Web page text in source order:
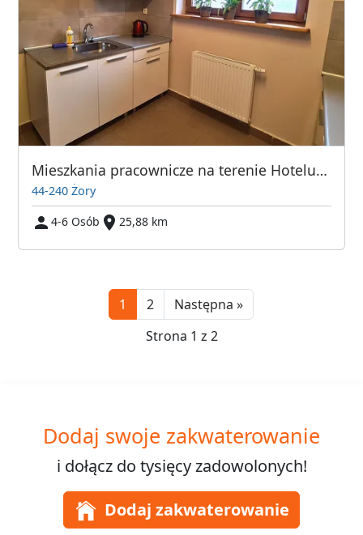
Mieszkania pracownicze na terenie Hotelu TEXAS
44-240 Żory
4-6 Osób
25,88 km
1 2 Następna »Next
Strona 1 z 2
Dodaj swoje zakwaterowanie
i dołącz do tysięcyzadowolonych!
Dodaj zakwaterowanie